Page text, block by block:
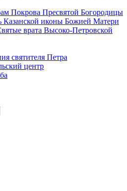
Покрова Пресвятой Богородицы
Казанской иконы Божией Матери
врата Высоко-Петровской
святителя Петра
центр